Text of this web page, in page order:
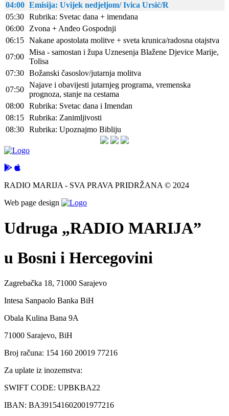
04:00 Emisija: Uvijek nedjeljom/ Ivica Ursić/R
05:30 Rubrika: Svetac dana + imendana
06:00
Zvona + Anđeo Gospodnji
06:15 Nakane apostolata molitve + sveta krunica/radosna otajstva
07:00
Misa - samostan i župa Uznesenja Blažene Djevice Marije,
Tolisa
07:30 Božanski časoslov/jutarnja molitva
07:50
Najave i obavijesti jutarnjeg programa, vremenska
prognoza, stanje na cestama
08:00 Rubrika: Svetac dana i Imendan
08:15 Rubrika: Zanimljivosti
08:30 Rubrika: Upoznajmo Bibliju
RADIO MARIJA - SVA PRAVA PRIDRŽANA © 2024
Web page design
Udruga „RADIO MARIJA”
u Bosni i Hercegovini
Zagrebačka 18, 71000 Sarajevo
Intesa Sanpaolo Banka BiH
Obala Kulina Bana 9A
71000 Sarajevo, BiH
Broj računa: 154 160 20019 77216
Za uplate iz inozemstva:
SWIFT CODE: UPBKBA22
IBAN: BA391541602001977216